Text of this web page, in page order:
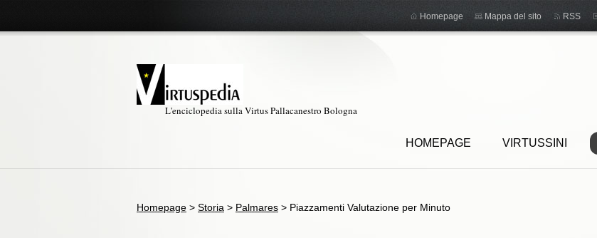
L'enciclopedia sulla Virtus Pallacanestro Bologna
HOMEPAGE VIRTUSSINI
Homepage Mappa del sito RSS
Homepage > Storia > Palmares > Piazzamenti Valutazione per Minuto